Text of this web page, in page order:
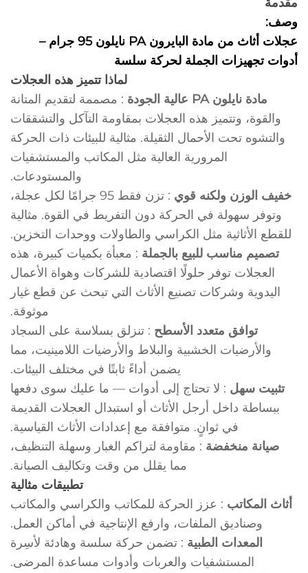
وصف:
عجلات أثاث من مادة البايرون PA نايلون 95 جرام –
أدوات تجهيزات الجملة لحركة سلسة
لماذا تتميز هذه العجلات
مادة نايلون PA عالية الجودة
: مصممة لتقديم المتانة
والقوة، وتتميز هذه العجلات بمقاومة التآكل والتشققات
والتشوه تحت الأحمال الثقيلة. مثالية للبيئات ذات الحركة
المرورية العالية مثل المكاتب والمستشفيات
والمستودعات.
خفيف الوزن ولكنه قوي
: تزن فقط 95 جرامًا لكل عجلة،
وتوفر سهولة في الحركة دون التفريط في القوة. مثالية
للقطع الأثاثية مثل الكراسي والطاولات ووحدات التخزين.
تصميم مناسب للبيع بالجملة : معبأة بكميات كبيرة، هذه
العجلات توفر حلولًا اقتصادية للشركات وهواة الأعمال
اليدوية وشركات تصنيع الأثاث التي تبحث عن قطع غيار
موثوقة.
توافق متعدد الأسطح : تنزلق بسلاسة على السجاد
والأرضيات الخشبية والبلاط والأرضيات اللامينيت، مما
يضمن أداءً ثابتًا في مختلف البيئات.
تثبيت سهل : لا تحتاج إلى أدوات — ما عليك سوى دفعها
ببساطة داخل أرجل الأثاث أو استبدال العجلات القديمة
في ثوانٍ. متوافقة مع إعدادات الأثاث القياسية.
صيانة منخفضة : مقاومة لتراكم الغبار وسهلة التنظيف،
مما يقلل من وقت وتكاليف الصيانة.
تطبيقات مثالية
أثاث المكاتب : عزز الحركة للمكاتب والكراسي والمكاتب
وصناديق الملفات، وارفع الإنتاجية في أماكن العمل.
المعدات الطبية : تضمن حركة سلسة وهادئة لأسِرة
المستشفيات والعربات وأدوات مساعدة المرضى.